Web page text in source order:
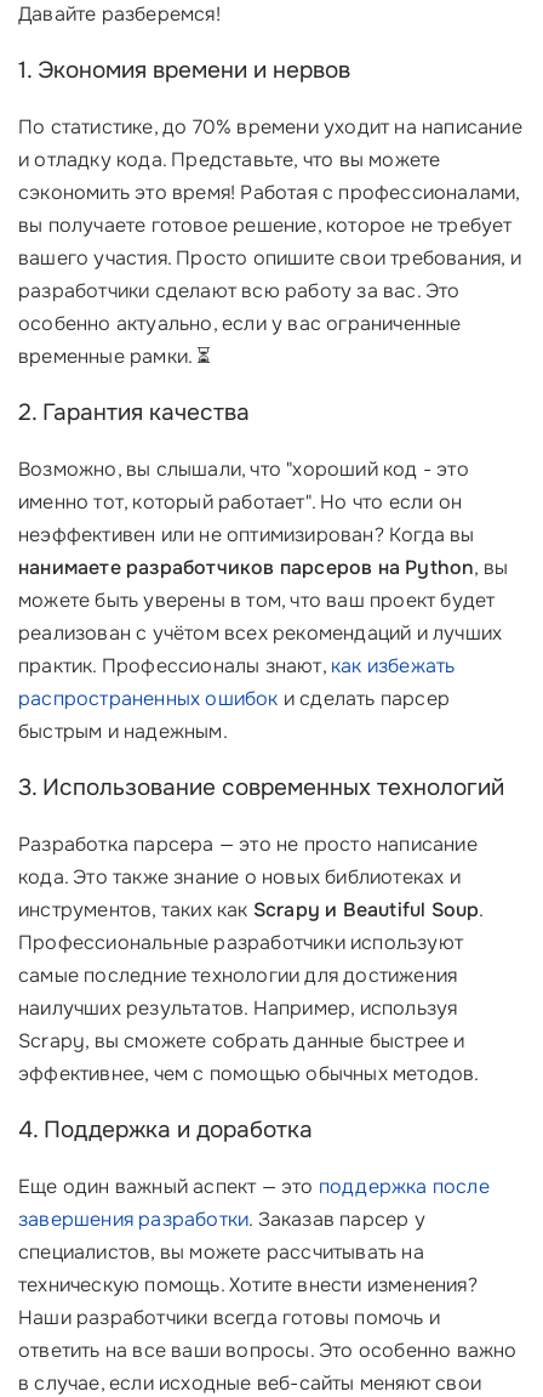
Давайте разберемся!
1. Экономия времени и нервов
По статистике, до 70% времени уходит на написание
и отладку кода. Представьте, что вы можете
сэкономить это время! Работая с профессионалами,
вы получаете готовое решение, которое не требует
вашего участия. Просто опишите свои требования, и
разработчики сделают всю работу за вас. Это
особенно актуально, если у вас ограниченные
временные рамки. ⏳
2. Гарантия качества
Возможно, вы слышали, что "хороший код - это
именно тот, который работает". Но что если он
неэффективен или не оптимизирован? Когда вы
нанимаете разработчиков парсеров на Python, вы
можете быть уверены в том, что ваш проект будет
реализован с учётом всех рекомендаций и лучших
практик. Профессионалы знают, как избежать
распространенных ошибок и сделать парсер
быстрым и надежным.
3. Использование современных технологий
Разработка парсера — это не просто написание
кода. Это также знание о новых библиотеках и
инструментов, таких как Scrapy и Beautiful Soup.
Профессиональные разработчики используют
самые последние технологии для достижения
наилучших результатов. Например, используя
Scrapy, вы сможете собрать данные быстрее и
эффективнее, чем с помощью обычных методов.
4. Поддержка и доработка
Еще один важный аспект — это поддержка после
завершения разработки. Заказав парсер у
специалистов, вы можете рассчитывать на
техническую помощь. Хотите внести изменения?
Наши разработчики всегда готовы помочь и
ответить на все ваши вопросы. Это особенно важно
в случае, если исходные веб-сайты меняют свои